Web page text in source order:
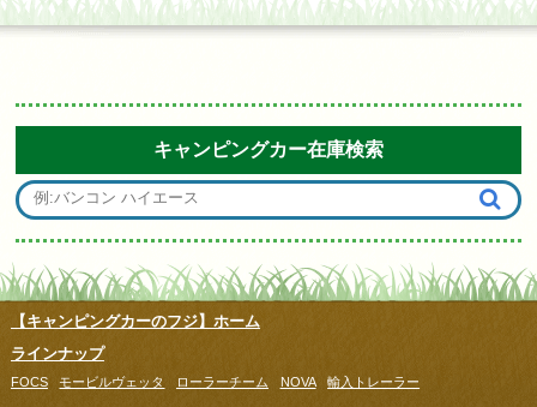
キャンピングカー在庫検索
【キャンピングカーのフジ】ホーム
ラインナップ
FOCS モービルヴェッタ ローラーチーム NOVA 輸入トレーラー